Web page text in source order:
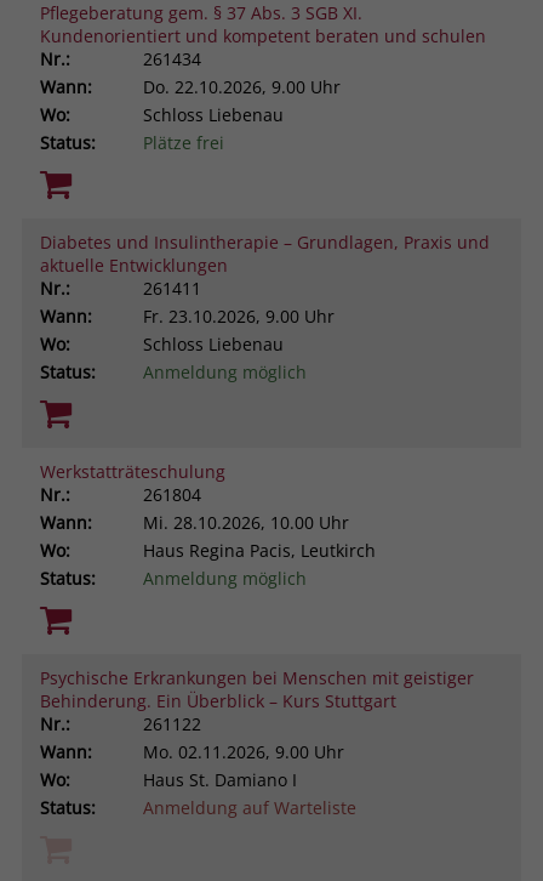
Pflegeberatung gem. § 37 Abs. 3 SGB XI.
Kundenorientiert und kompetent beraten und schulen
Nr.:
261434
Wann:
Do. 22.10.2026, 9.00 Uhr
Wo:
Schloss Liebenau
Status:
Plätze frei
Diabetes und Insulintherapie – Grundlagen, Praxis und
aktuelle Entwicklungen
Nr.:
261411
Wann:
Fr. 23.10.2026, 9.00 Uhr
Wo:
Schloss Liebenau
Status:
Anmeldung möglich
Werkstatträteschulung
Nr.:
261804
Wann:
Mi. 28.10.2026, 10.00 Uhr
Wo:
Haus Regina Pacis, Leutkirch
Status:
Anmeldung möglich
Psychische Erkrankungen bei Menschen mit geistiger
Behinderung. Ein Überblick – Kurs Stuttgart
Nr.:
261122
Wann:
Mo. 02.11.2026, 9.00 Uhr
Wo:
Haus St. Damiano I
Status:
Anmeldung auf Warteliste